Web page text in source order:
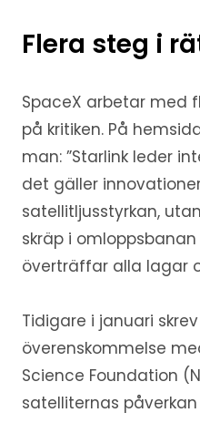
Flera steg i
SpaceX arbetar med
på kritiken. På
man: ”Starlink leder
det gäller
satellitljusstyrkan,
skräp i
överträffar alla lagar
Tidigare i januari
överenskommelse
Science Foundation
satelliternas